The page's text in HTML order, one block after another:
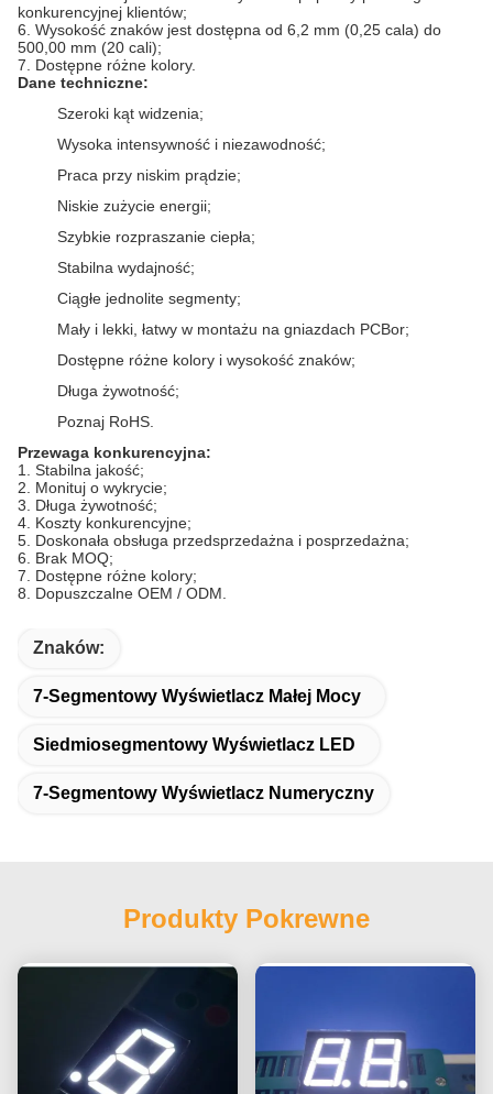
konkurencyjnej klientów;
6. Wysokość znaków jest dostępna od 6,2 mm (0,25 cala) do
500,00 mm (20 cali);
7. Dostępne różne kolory.
Dane techniczne:
Szeroki kąt widzenia;
Wysoka intensywność i niezawodność;
Praca przy niskim prądzie;
Niskie zużycie energii;
Szybkie rozpraszanie ciepła;
Stabilna wydajność;
Ciągłe jednolite segmenty;
Mały i lekki, łatwy w montażu na gniazdach PCBor;
Dostępne różne kolory i wysokość znaków;
Długa żywotność;
Poznaj RoHS.
Przewaga konkurencyjna:
1. Stabilna jakość;
2. Monituj o wykrycie;
3. Długa żywotność;
4. Koszty konkurencyjne;
5. Doskonała obsługa przedsprzedażna i posprzedażna;
6. Brak MOQ;
7. Dostępne różne kolory;
8. Dopuszczalne OEM / ODM.
Znaków:
7-Segmentowy Wyświetlacz Małej Mocy
Siedmiosegmentowy Wyświetlacz LED
7-Segmentowy Wyświetlacz Numeryczny
Produkty Pokrewne